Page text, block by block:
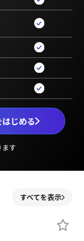
はじめる
す
すべてを表示